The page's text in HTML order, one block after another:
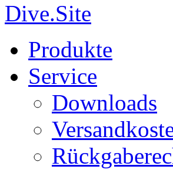
Dive.Site
Produkte
Service
Downloads